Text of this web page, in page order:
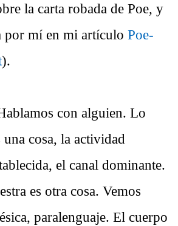
la carta robada de Poe, y
por mí en mi artículo Poe-
).
con alguien. Lo
cosa, la actividad
el canal dominante.
es otra cosa. Vemos
paralenguaje. El cuerpo